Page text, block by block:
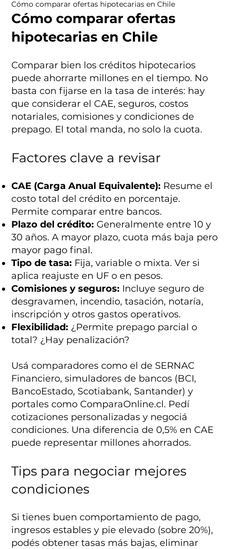
Cómo comparar ofertas hipotecarias en Chile
Cómo comparar ofertas
hipotecarias en Chile
Comparar bien los créditos hipotecarios
puede ahorrarte millones en el tiempo. No
basta con fijarse en la tasa de interés: hay
que considerar el CAE, seguros, costos
notariales, comisiones y condiciones de
prepago. El total manda, no solo la cuota.
Factores clave a revisar
CAE (Carga Anual Equivalente): Resume el
costo total del crédito en porcentaje.
Permite comparar entre bancos.
Plazo del crédito: Generalmente entre 10 y
30 años. A mayor plazo, cuota más baja pero
mayor pago final.
Tipo de tasa: Fija, variable o mixta. Ver si
aplica reajuste en UF o en pesos.
Comisiones y seguros: Incluye seguro de
desgravamen, incendio, tasación, notaría,
inscripción y otros gastos operativos.
Flexibilidad: ¿Permite prepago parcial o
total? ¿Hay penalización?
Usá comparadores como el de SERNAC
Financiero, simuladores de bancos (BCI,
BancoEstado, Scotiabank, Santander) y
portales como ComparaOnline.cl. Pedí
cotizaciones personalizadas y negociá
condiciones. Una diferencia de 0,5% en CAE
puede representar millones ahorrados.
Tips para negociar mejores
condiciones
Si tienes buen comportamiento de pago,
ingresos estables y pie elevado (sobre 20%),
podés obtener tasas más bajas, eliminar